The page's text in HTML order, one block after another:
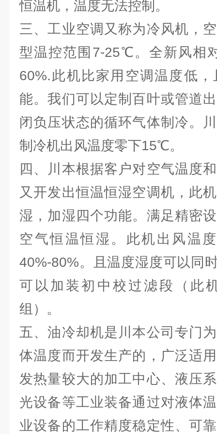
恒温机，温度无法控制。
三、工业空调又称为冷风机，
型温控范围7-25℃。全新风相
60%.此机比家用空调温度低
能。我们可以定制百叶或管道
闭负压状态的循环气体制冷。
制冷机出风温度零下15℃。
四、川本根据客户对空气温度
又开发出恒温恒湿空调机，此
湿，加湿四个功能。满足精密
空气恒温恒湿。此机出风温
40%-80%。且温度湿度可以同
可以加装初中校过滤段（此
组）。
五、油冷却机是川本公司专门
体温度而开发生产的，广泛适
发热量较大的加工中心、液压
光设备等工业装备通过对液体
业设备的工作精度稳定性、可